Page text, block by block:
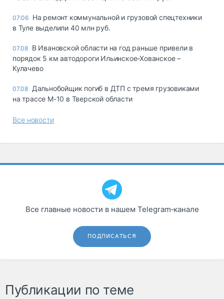
07:06 На ремонт коммунальной и грузовой спецтехники
в Туле выделили 40 млн руб.
07.08 В Ивановской области на год раньше привели в
порядок 5 км автодороги Ильинское-Хованское –
Кулачево
07.08 Дальнобойщик погиб в ДТП с тремя грузовиками
на трассе М-10 в Тверской области
Все новости
Все главные новости в нашем Telegram‑канале
ПОДПИСАТЬСЯ
Публикации по теме